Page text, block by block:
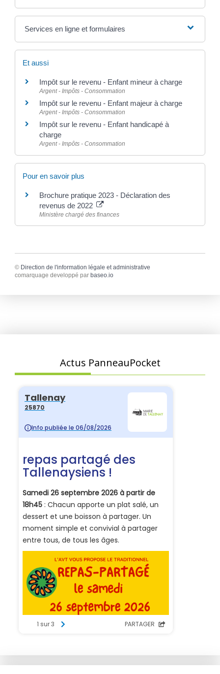
Services en ligne et formulaires
Et aussi
Impôt sur le revenu - Enfant mineur à charge
Argent - Impôts - Consommation
Impôt sur le revenu - Enfant majeur à charge
Argent - Impôts - Consommation
Impôt sur le revenu - Enfant handicapé à
charge
Argent - Impôts - Consommation
Pour en savoir plus
Brochure pratique 2023 - Déclaration des
revenus de 2022
Ministère chargé des finances
© Direction de l'information légale et administrative
comarquage developpé par baseo.io
Actus PanneauPocket